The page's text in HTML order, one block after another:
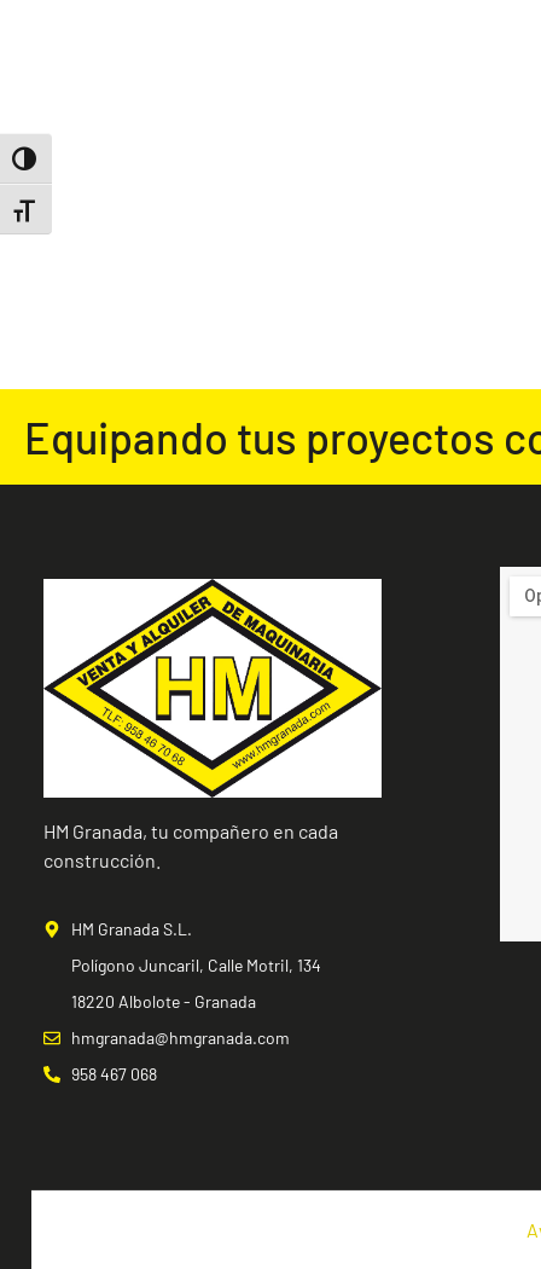
ALTERNAR ALTO CONTRASTE
ALTERNAR TAMAÑO DE LETRA
Equipando tus proyectos
HM Granada, tu compañero en cada
construcción.
HM Granada S.L.
Polígono Juncaril, Calle Motril, 134
18220 Albolote - Granada
hmgranada@hmgranada.com
958 467 068